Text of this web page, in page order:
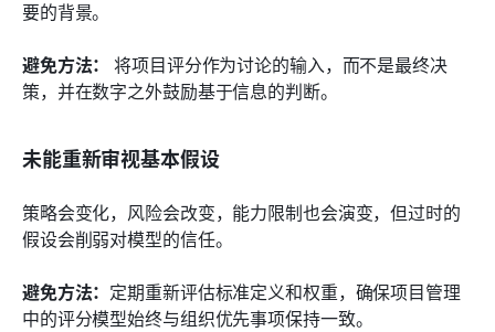
要的背景。
避免方法： 将项目评分作为讨论的输入，而不是最终决
策，并在数字之外鼓励基于信息的判断。
未能重新审视基本假设
策略会变化，风险会改变，能力限制也会演变，但过时的
假设会削弱对模型的信任。
避免方法： 定期重新评估标准定义和权重，确保项目管理
中的评分模型始终与组织优先事项保持一致。